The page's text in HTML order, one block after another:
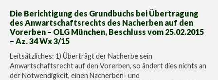
Die Berichtigung des Grundbuchs bei Übertragung
des Anwartschaftsrechts des Nacherben auf den
Vorerben – OLG München, Beschluss vom 25.02.2015
– Az. 34 Wx 3/15
Leitsätzliches: 1) Überträgt der Nacherbe sein
Anwartschaftsrecht auf den Vorerben, so ändert dies nichts an
der Notwendigkeit, einen Nacherben- und